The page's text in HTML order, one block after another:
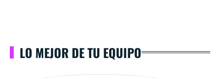
LO MEJOR DE TU EQUIPO